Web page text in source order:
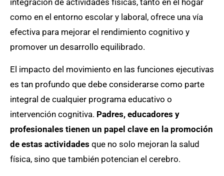
integración de actividades físicas, tanto en el hogar
como en el entorno escolar y laboral, ofrece una vía
efectiva para mejorar el rendimiento cognitivo y
promover un desarrollo equilibrado.
El impacto del movimiento en las funciones ejecutivas
es tan profundo que debe considerarse como parte
integral de cualquier programa educativo o
intervención cognitiva. Padres, educadores y
profesionales tienen un papel clave en la promoción
de estas actividades que no solo mejoran la salud
física, sino que también potencian el cerebro.